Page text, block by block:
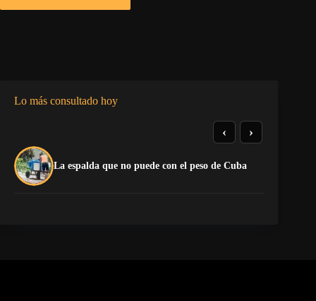
Lo más consultado hoy
La espalda que no puede con el peso de Cuba
‹ ›